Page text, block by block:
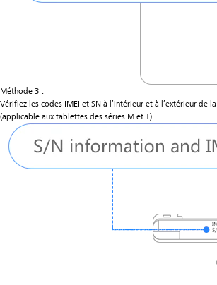
Méthode 3 :
Vérifiez les codes IMEI et SN à l’intérieur et à l’extérieur de
(applicable aux tablettes des séries M et T)